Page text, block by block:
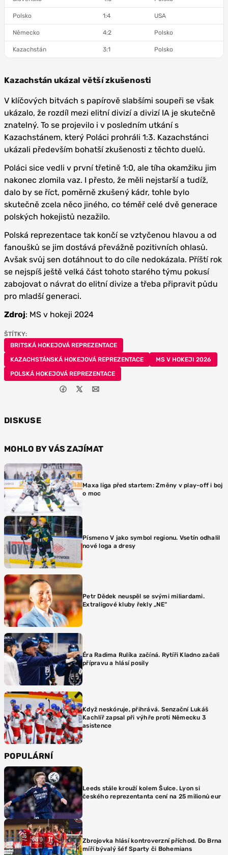
Polsko 1:4 USA
Německo 4:2 Polsko
Kazachstán 3:1 Polsko
Kazachstán ukázal větší zkušenosti
V klíčových bitvách s papírově slabšími soupeři se však
ukázalo, že rozdíl mezi elitní divizí a divizí IA je skutečně
znatelný. To se projevilo i v posledním utkání s
Kazachstánem, který Poláci prohráli 1:3. Kazachstánci
ukázali především bohatší zkušenosti z těchto duelů.
Poláci sice vedli v první třetině 1:0, ale tíha okamžiku jim
nakonec zlomila vaz. I přesto, že měli nejstarší a tudíž,
dalo by se říct, poměrně zkušený kádr, tohle bylo
skutečně zcela něco jiného, co téměř celé dvě generace
polských hokejistů nezažilo.
Polská reprezentace tak končí se vztyčenou hlavou a od
fanoušků se jim dostává převážně pozitivních ohlasů.
Avšak svůj sen dotáhnout to do cíle nedokázala. Příští rok
se nejspíš ještě velká část tohoto starého týmu pokusí
zabojovat o návrat do elitní divize a třeba připravit půdu
pro mladší generaci.
Zdroj: MS v hokeji 2024
ŠTÍTKY:
BRITSKÁ HOKEJOVÁ REPREZENTACE
KAZACHSTÁNSKÁ HOKEJOVÁ REPREZENTACE
MS V HOKEJI 2026
POLSKÁ HOKEJOVÁ REPREZENTACE
DISKUSE
MOHLO BY VÁS ZAJÍMAT
Maxa liga před startem: Změny v play-off i boj
o moc
Písmeno V jako symbol regionu. Vsetín odhalil
nové loga a dresy
Petr Dědek neuspěl se svými miliardami.
Extraligové kluby řekly „NE“
Éra Radima Rulíka začíná. Rytíři Kladno začali
přípravu a hlásí posily
Když neskóruje, přihrává. Senzační Lukáš
Kachlíř zapsal při výhře proti Německu 3
asistence
POPULÁRNÍ
Leeds stále krouží kolem Šulce. Lyon si
českého reprezentanta cení na 25 milionů eur
Zbrojovka hlásí kontroverzní příchod. Do Brna
míří bývalý šéf Sparty či Bohemians